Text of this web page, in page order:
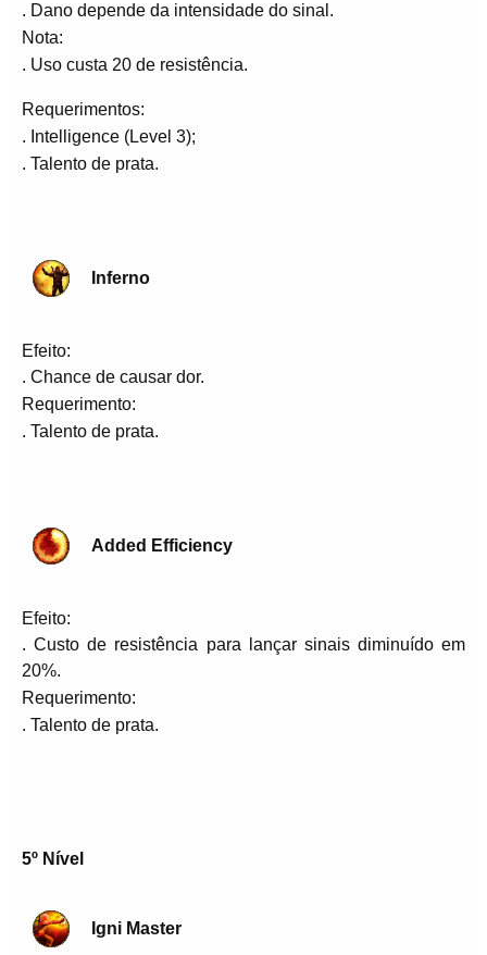
. Dano depende da intensidade do sinal.
Nota:
. Uso custa 20 de resistência.
Requerimentos:
. Intelligence (Level 3);
. Talento de prata.
Inferno
Efeito:
. Chance de causar dor.
Requerimento:
. Talento de prata.
Added Efficiency
Efeito:
. Custo de resistência para lançar sinais diminuído em
20%.
Requerimento:
. Talento de prata.
5º Nível
Igni Master